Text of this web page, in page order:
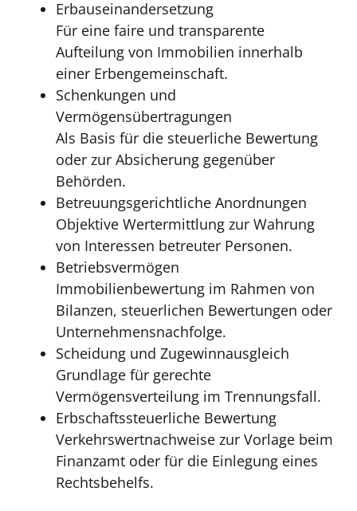
Erbauseinandersetzung
Für eine faire und transparente
Aufteilung von Immobilien innerhalb
einer Erbengemeinschaft.
Schenkungen und
Vermögensübertragungen
Als Basis für die steuerliche Bewertung
oder zur Absicherung gegenüber
Behörden.
Betreuungsgerichtliche Anordnungen
Objektive Wertermittlung zur Wahrung
von Interessen betreuter Personen.
Betriebsvermögen
Immobilienbewertung im Rahmen von
Bilanzen, steuerlichen Bewertungen oder
Unternehmensnachfolge.
Scheidung und Zugewinnausgleich
Grundlage für gerechte
Vermögensverteilung im Trennungsfall.
Erbschaftssteuerliche Bewertung
Verkehrswertnachweise zur Vorlage beim
Finanzamt oder für die Einlegung eines
Rechtsbehelfs.